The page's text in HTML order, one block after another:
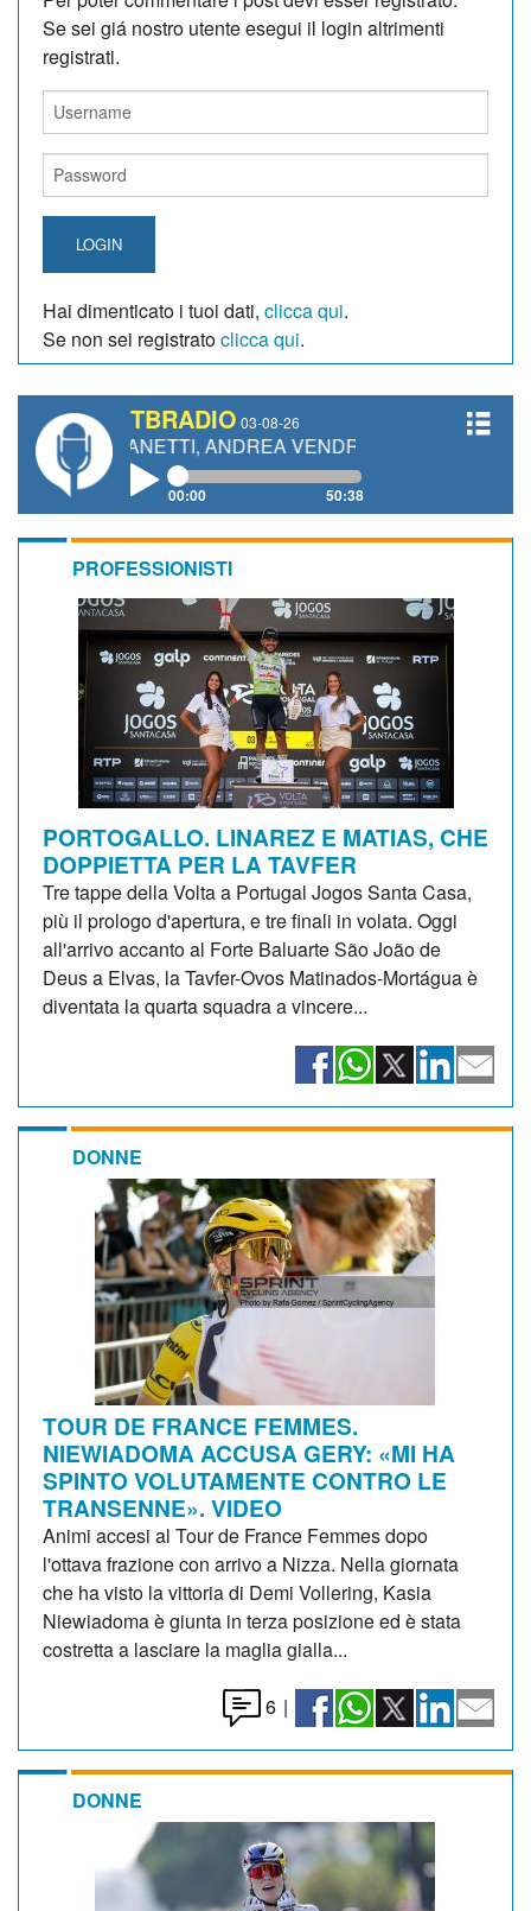
Se sei giá nostro utente esegui il login altrimenti
registrati.
LOGIN
Hai dimenticato i tuoi dati, clicca qui.
Se non sei registratoclicca qui.
TBRADIO 03-08-26
GIANETTI, ANDREA VENDRAME, FILIPPO FIORELLI
00:00 50:38
PROFESSIONISTI
PORTOGALLO. LINAREZ E MATIAS, CHE
DOPPIETTA PER LA TAVFER
Tre tappe della Volta a Portugal Jogos Santa Casa,
più il prologo d'apertura, e tre finali in volata. Oggi
all'arrivo accanto al Forte Baluarte São João de
Deus a Elvas, la Tavfer-Ovos Matinados-Mortágua è
diventata la quarta squadra a vincere...
DONNE
TOUR DE FRANCE FEMMES.
NIEWIADOMA ACCUSA GERY: «MI HA
SPINTO VOLUTAMENTE CONTRO LE
TRANSENNE». VIDEO
Animi accesi al Tour de France Femmes dopo
l'ottava frazione con arrivo a Nizza. Nella giornata
che ha visto la vittoria di Demi Vollering, Kasia
Niewiadoma è giunta in terza posizione ed è stata
costretta a lasciare la maglia gialla...
6 |
DONNE